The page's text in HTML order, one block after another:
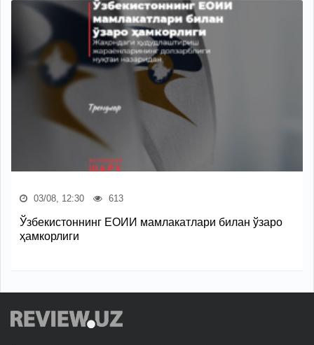
03/08, 12:30 613
Ўзбекистоннинг ЕОИИ мамлакатлари билан ўзаро
ҳамкорлиги